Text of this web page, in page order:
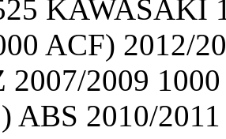
KAWASAKI
ACF) 2012/
2007/2009
ABS 2010/